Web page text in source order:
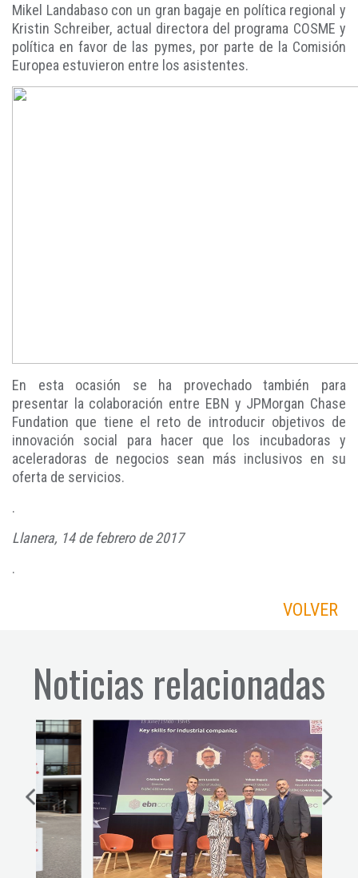
Mikel Landabaso con un gran bagaje en política regional y
Kristin Schreiber, actual directora del programa COSME y
política en favor de las pymes, por parte de la Comisión
Europea estuvieron entre los asistentes.
En esta ocasión se ha provechado también para
presentar la colaboración entre EBN y JPMorgan Chase
Fundation que tiene el reto de introducir objetivos de
innovación social para hacer que los incubadoras y
aceleradoras de negocios sean más inclusivos en su
oferta de servicios.
.
Llanera, 14 de febrero de 2017
.
VOLVER
Noticias relacionadas